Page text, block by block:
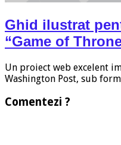
Ghid ilustrat
“Game of
Un proiect web excelent
Washington Post, sub
Comentezi ?